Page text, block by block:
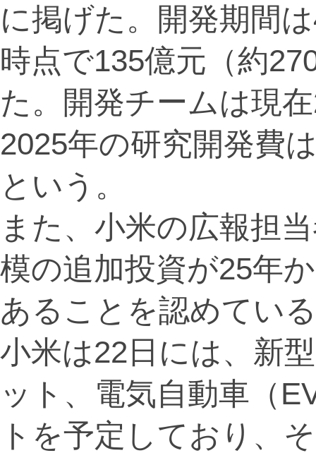
に掲げた。開発期間
時点で135億元（約
た。開発チームは現
2025年の研究開発費
という。
また、小米の広報担
模の追加投資が25年
あることを認めてい
小米は22日には、新
ット、電気自動車（
トを予定しており、